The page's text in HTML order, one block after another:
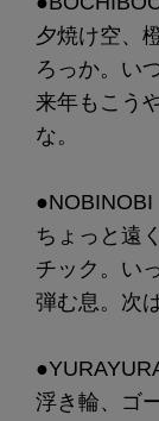
夕焼け空、
ろっか。い
来年もこう
な。
●NOBINOBI
ちょっと遠
チック。い
弾む息。次
浮き輪、ゴ